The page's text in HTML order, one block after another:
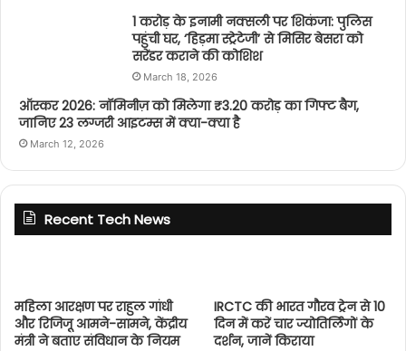
1 करोड़ के इनामी नक्सली पर शिकंजा: पुलिस
पहुंची घर, ‘हिड़मा स्ट्रेटेजी’ से मिसिर बेसरा को
सरेंडर कराने की कोशिश
March 18, 2026
ऑस्कर 2026: नॉमिनीज़ को मिलेगा ₹3.20 करोड़ का गिफ्ट बैग,
जानिए 23 लग्जरी आइटम्स में क्या-क्या है
March 12, 2026
Recent Tech News
महिला आरक्षण पर राहुल गांधी
और रिजिजू आमने-सामने, केंद्रीय
मंत्री ने बताए संविधान के नियम
IRCTC की भारत गौरव ट्रेन से 10
दिन में करें चार ज्योतिर्लिंगों के
दर्शन, जानें किराया